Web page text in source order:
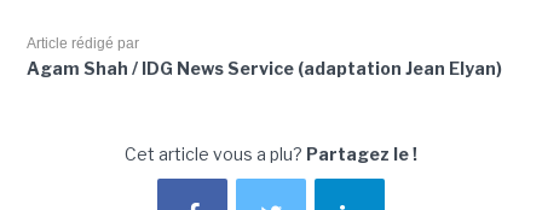
Article rédigé par
Agam Shah / IDG News Service (adaptation Jean Elyan)
Cet article vous a plu? Partagez le !